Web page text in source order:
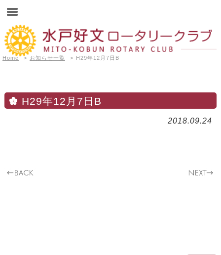
Home > お知らせ一覧 > H29年12月7日B
H29年12月7日B
2018.09.24